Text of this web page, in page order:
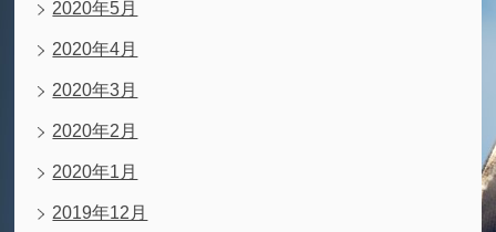
2020年5月
2020年4月
2020年3月
2020年2月
2020年1月
2019年12月